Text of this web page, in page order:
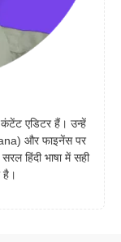
एडिटर हैं। उन्हें
और फाइनेंस पर
हिंदी भाषा में सही
है।